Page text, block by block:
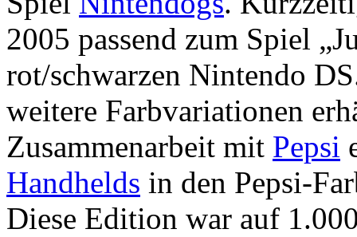
2005 passend zum Spiel
rot/schwarzen Nintendo
weitere Farbvariationen
Zusammenarbeit mit Pepsi
Handhelds in den Pepsi-
Diese Edition war auf